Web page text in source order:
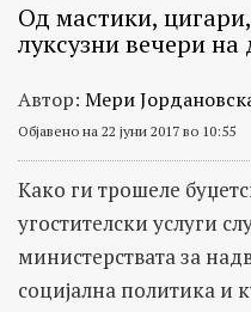
Од мастики,
луксузни вечери
Автор: Мери
Објавено на 22 јуни 2017 во 10:55
Kако ги трошеле
угостителски услуги
министерствата за
социјална политика и